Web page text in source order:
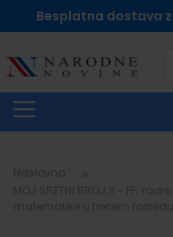
Besplatna dostava
Naslovna